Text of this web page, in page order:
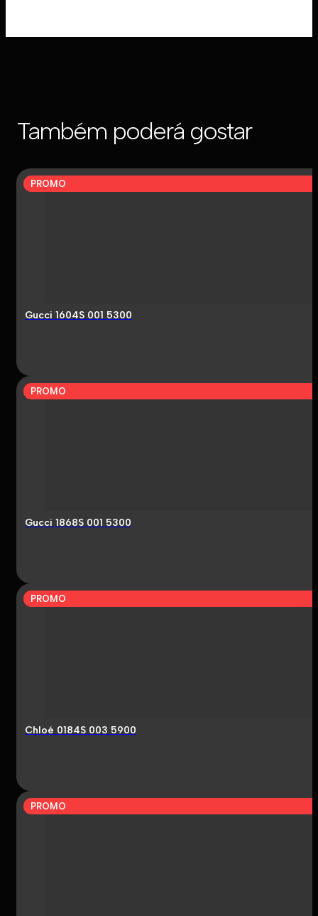
Também poderá gostar
PROMO
Gucci 1604S 001 5300
PROMO
Gucci 1868S 001 5300
PROMO
Chloé 0184S 003 5900
PROMO